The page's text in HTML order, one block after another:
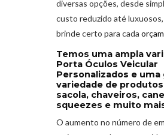
diversas opções, desde
custo reduzido até
brinde certo para cada
Temos uma ampla
Porta Óculos Veicular
Personalizados e uma
variedade de
sacola, chaveiros,
squeezes e muito
O aumento no número de